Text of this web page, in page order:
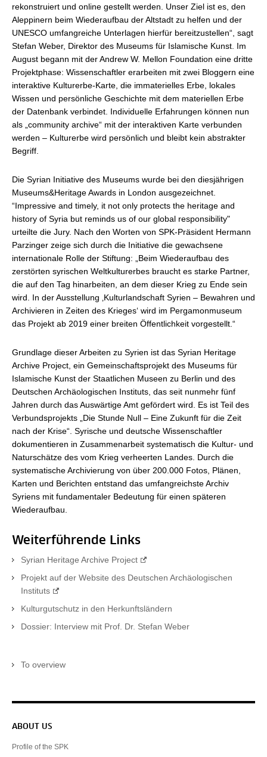
rekonstruiert und online gestellt werden. Unser Ziel ist es, den
Aleppinern beim Wiederaufbau der Altstadt zu helfen und der
UNESCO umfangreiche Unterlagen hierfür bereitzustellen“, sagt
Stefan Weber, Direktor des Museums für Islamische Kunst. Im
August begann mit der Andrew W. Mellon Foundation eine dritte
Projektphase: Wissenschaftler erarbeiten mit zwei Bloggern eine
interaktive Kulturerbe-Karte, die immaterielles Erbe, lokales
Wissen und persönliche Geschichte mit dem materiellen Erbe
der Datenbank verbindet. Individuelle Erfahrungen können nun
als „community archive“ mit der interaktiven Karte verbunden
werden – Kulturerbe wird persönlich und bleibt kein abstrakter
Begriff.
Die Syrian Initiative des Museums wurde bei den diesjährigen
Museums&Heritage Awards in London ausgezeichnet.
“Impressive and timely, it not only protects the heritage and
history of Syria but reminds us of our global responsibility"
urteilte die Jury. Nach den Worten von SPK-Präsident Hermann
Parzinger zeige sich durch die Initiative die gewachsene
internationale Rolle der Stiftung: „Beim Wiederaufbau des
zerstörten syrischen Weltkulturerbes braucht es starke Partner,
die auf den Tag hinarbeiten, an dem dieser Krieg zu Ende sein
wird. In der Ausstellung ‚Kulturlandschaft Syrien – Bewahren und
Archivieren in Zeiten des Krieges‘ wird im Pergamonmuseum
das Projekt ab 2019 einer breiten Öffentlichkeit vorgestellt.“
Grundlage dieser Arbeiten zu Syrien ist das Syrian Heritage
Archive Project, ein Gemeinschaftsprojekt des Museums für
Islamische Kunst der Staatlichen Museen zu Berlin und des
Deutschen Archäologischen Instituts, das seit nunmehr fünf
Jahren durch das Auswärtige Amt gefördert wird. Es ist Teil des
Verbundsprojekts „Die Stunde Null – Eine Zukunft für die Zeit
nach der Krise“. Syrische und deutsche Wissenschaftler
dokumentieren in Zusammenarbeit systematisch die Kultur- und
Naturschätze des vom Krieg verheerten Landes. Durch die
systematische Archivierung von über 200.000 Fotos, Plänen,
Karten und Berichten entstand das umfangreichste Archiv
Syriens mit fundamentaler Bedeutung für einen späteren
Wiederaufbau.
Weiterführende Links
Syrian Heritage Archive Project
Projekt auf der Website des Deutschen Archäologischen
Instituts
Kulturgutschutz in den Herkunftsländern
Dossier: Interview mit Prof. Dr. Stefan Weber
To overview
Service navigation
ABOUT US
Profile of the SPK